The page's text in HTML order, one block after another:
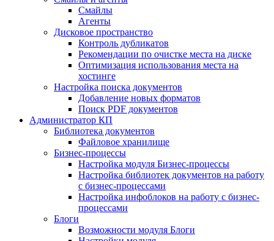
Смайлы
Агенты
Дисковое пространство
Контроль дубликатов
Рекомендации по очистке места на диске
Оптимизация использования места на
хостинге
Настройка поиска документов
Добавление новых форматов
Поиск PDF документов
Администратор КП
Библиотека документов
Файловое хранилище
Бизнес-процессы
Настройка модуля Бизнес-процессы
Настройка библиотек документов на работу
с бизнес-процессами
Настройка инфоблоков на работу с бизнес-
процессами
Блоги
Возможности модуля Блоги